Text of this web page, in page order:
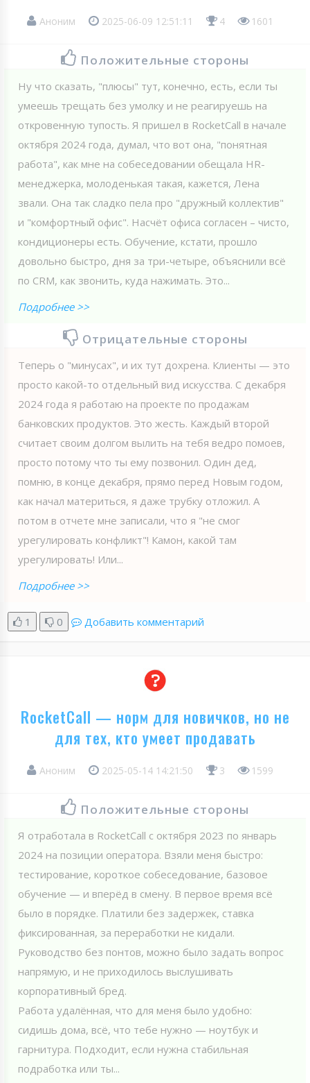
Аноним 2025-06-09 12:51:11 4 1601
Положительные стороны
Ну что сказать, "плюсы" тут, конечно, есть, если ты
умеешь трещать без умолку и не реагируешь на
откровенную тупость. Я пришел в RoсketCall в начале
октября 2024 года, думал, что вот она, "понятная
работа", как мне на собеседовании обещала HR-
менеджерка, молоденькая такая, кажется, Лена
звали. Она так сладко пела про "дружный коллектив"
и "комфортный офис". Насчёт офиса согласен – чисто,
кондиционеры есть. Обучение, кстати, прошло
довольно быстро, дня за три-четыре, объяснили всё
по CRM, как звонить, куда нажимать. Это...
Подробнее >>
Отрицательные стороны
Теперь о "минусах", и их тут дохрена. Клиенты — это
просто какой-то отдельный вид искусства. С декабря
2024 года я работаю на проекте по продажам
банковских продуктов. Это жесть. Каждый второй
считает своим долгом вылить на тебя ведро помоев,
просто потому что ты ему позвонил. Один дед,
помню, в конце декабря, прямо перед Новым годом,
как начал материться, я даже трубку отложил. А
потом в отчете мне записали, что я "не смог
урегулировать конфликт"! Камон, какой там
урегулировать! Или...
Подробнее >>
1 0 Добавить комментарий
RocketCall — норм для новичков, но не
для тех, кто умеет продавать
Аноним 2025-05-14 14:21:50 3 1599
Положительные стороны
Я отработала в RoсketCall с октября 2023 по январь
2024 на позиции оператора. Взяли меня быстро:
тестирование, короткое собеседование, базовое
обучение — и вперёд в смену. В первое время всё
было в порядке. Платили без задержек, ставка
фиксированная, за переработки не кидали.
Руководство без понтов, можно было задать вопрос
напрямую, и не приходилось выслушивать
корпоративный бред.
Работа удалённая, что для меня было удобно:
сидишь дома, всё, что тебе нужно — ноутбук и
гарнитура. Подходит, если нужна стабильная
подработка или ты...